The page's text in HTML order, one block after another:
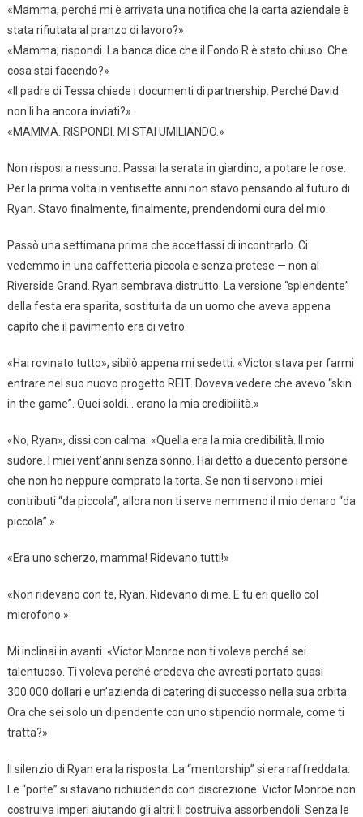
«Mamma, perché mi è arrivata una notifica che la carta aziendale è
stata rifiutata al pranzo di lavoro?»
«Mamma, rispondi. La banca dice che il Fondo R è stato chiuso. Che
cosa stai facendo?»
«Il padre di Tessa chiede i documenti di partnership. Perché David
non li ha ancora inviati?»
«MAMMA. RISPONDI. MI STAI UMILIANDO.»
Non risposi a nessuno. Passai la serata in giardino, a potare le rose.
Per la prima volta in ventisette anni non stavo pensando al futuro di
Ryan. Stavo finalmente, finalmente, prendendomi cura del mio.
Passò una settimana prima che accettassi di incontrarlo. Ci
vedemmo in una caffetteria piccola e senza pretese — non al
Riverside Grand. Ryan sembrava distrutto. La versione “splendente”
della festa era sparita, sostituita da un uomo che aveva appena
capito che il pavimento era di vetro.
«Hai rovinato tutto», sibilò appena mi sedetti. «Victor stava per farmi
entrare nel suo nuovo progetto REIT. Doveva vedere che avevo “skin
in the game”. Quei soldi… erano la mia credibilità.»
«No, Ryan», dissi con calma. «Quella era la mia credibilità. Il mio
sudore. I miei vent’anni senza sonno. Hai detto a duecento persone
che non ho neppure comprato la torta. Se non ti servono i miei
contributi “da piccola”, allora non ti serve nemmeno il mio denaro “da
piccola”.»
«Era uno scherzo, mamma! Ridevano tutti!»
«Non ridevano con te, Ryan. Ridevano di me. E tu eri quello col
microfono.»
Mi inclinai in avanti. «Victor Monroe non ti voleva perché sei
talentuoso. Ti voleva perché credeva che avresti portato quasi
300.000 dollari e un’azienda di catering di successo nella sua orbita.
Ora che sei solo un dipendente con uno stipendio normale, come ti
tratta?»
Il silenzio di Ryan era la risposta. La “mentorship” si era raffreddata.
Le “porte” si stavano richiudendo con discrezione. Victor Monroe non
costruiva imperi aiutando gli altri: li costruiva assorbendoli. Senza le